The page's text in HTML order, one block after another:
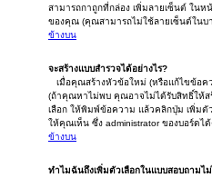
สามารถกาถูกที่กล่อง เพิ่มลายเซ็นต์ ใน
ของคุณ (คุณสามารถไม่ใช้ลายเซ็นต์ในบ
ข้างบน
จะสร้างแบบสำรวจได้อย่างไร?
เมื่อคุณสร้างหัวข้อใหม่ (หรือแก้ไขข้อค
(ถ้าคุณหาไม่พบ คุณอาจไม่ได้รับสิทธิ์ให้ส
เลือก ให้พิมพ์ข้อความ แล้วคลิกปุ่ม เพิ่มตั
ให้คุณเห็น ซึ่ง administrator ของบอร์ดได้
ข้างบน
ทำไมฉันถึงเพิ่มตัวเลือกในแบบสอบถามไ